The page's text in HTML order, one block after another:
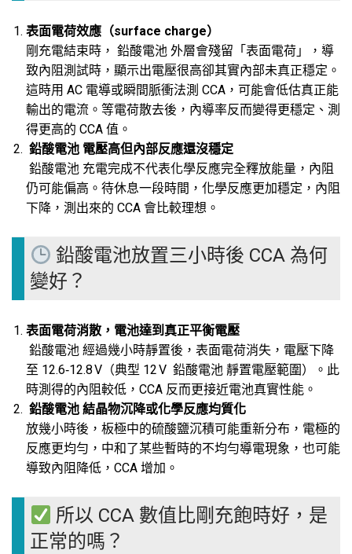
表面電荷效應（surface charge）
剛充電結束時， 鉛酸電池 外層會殘留「表面電荷」，導
致內阻測試時，顯示出電壓很高卻其實內部未真正穩定。
這時用 AC 電導或瞬間脈衝法測 CCA，可能會低估真正能
輸出的電流。等電荷散去後，內導率反而變得更穩定、測
得更高的 CCA 值。
鉛酸電池 電壓高但內部反應還沒穩定
鉛酸電池 充電完成不代表化學反應完全釋放能量，內阻
仍可能偏高。待休息一段時間，化學反應更加穩定，內阻
下降，測出來的 CCA 會比較理想。
鉛酸電池放置三小時後 CCA 為何
變好？
表面電荷消散，電池達到真正平衡電壓
鉛酸電池 經過幾小時靜置後，表面電荷消失，電壓下降
至 12.6‑12.8 V（典型 12 V 鉛酸電池 靜置電壓範圍）
。此
時測得的內阻較低，CCA 反而更接近電池真實性能。
鉛酸電池 結晶物沉降或化學反應均質化
放幾小時後，板極中的硫酸鹽沉積可能重新分布，電極的
反應更均勻，中和了某些暫時的不均勻導電現象，也可能
導致內阻降低，CCA 增加。
所以 CCA 數值比剛充飽時好，是
正常的嗎？